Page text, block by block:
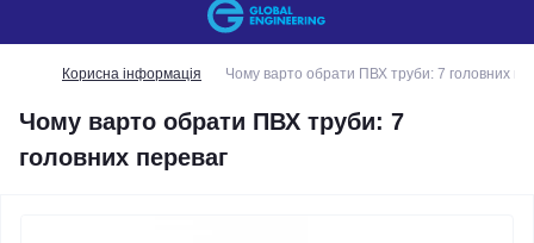
Корисна інформація Чому варто обрати ПВХ труби: 7 головних
Чому варто обрати ПВХ труби: 7
головних переваг